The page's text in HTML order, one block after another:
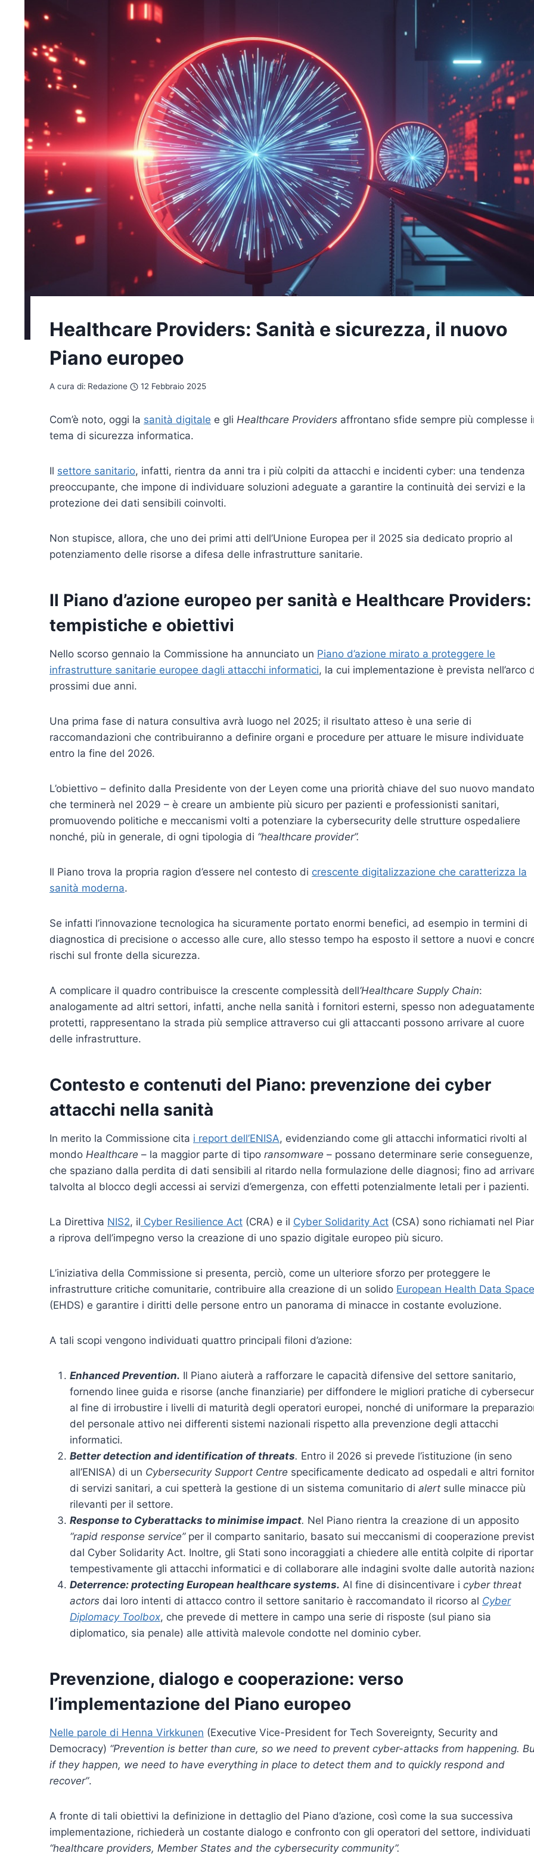
Healthcare Providers: Sanità e sicurezza, il nuovo
Piano europeo
A cura di: Redazione 12 Febbraio 2025
Com’è noto, oggi la sanità digitale e gli Healthcare Providers affrontano sfide sempre più complesse
tema di sicurezza informatica.
Il settore sanitario, infatti, rientra da anni tra i più colpiti da attacchi e incidenti cyber: una tendenza
preoccupante, che impone di individuare soluzioni adeguate a garantire la continuità dei servizi e la
protezione dei dati sensibili coinvolti.
Non stupisce, allora, che uno dei primi atti dell’Unione Europea per il 2025 sia dedicato proprio al
potenziamento delle risorse a difesa delle infrastrutture sanitarie.
Il Piano d’azione europeo per sanità e Healthcare Providers:
tempistiche e obiettivi
Nello scorso gennaio la Commissione ha annunciato un Piano d’azione mirato a proteggere le
infrastrutture sanitarie europee dagli attacchi informatici, la cui implementazione è prevista nell’arco
prossimi due anni.
Una prima fase di natura consultiva avrà luogo nel 2025; il risultato atteso è una serie di
raccomandazioni che contribuiranno a definire organi e procedure per attuare le misure individuate
entro la fine del 2026.
L’obiettivo – definito dalla Presidente von der Leyen come una priorità chiave del suo nuovo
che terminerà nel 2029 – è creare un ambiente più sicuro per pazienti e professionisti sanitari,
promuovendo politiche e meccanismi volti a potenziare la cybersecurity delle strutture ospedaliere
nonché, più in generale, di ogni tipologia di “healthcare provider”.
Il Piano trova la propria ragion d’essere nel contesto di crescente digitalizzazione che caratterizza la
sanità moderna.
Se infatti l’innovazione tecnologica ha sicuramente portato enormi benefici, ad esempio in termini di
diagnostica di precisione o accesso alle cure, allo stesso tempo ha esposto il settore a nuovi e
rischi sul fronte della sicurezza.
A complicare il quadro contribuisce la crescente complessità dell’Healthcare Supply Chain:
analogamente ad altri settori, infatti, anche nella sanità i fornitori esterni, spesso non
protetti, rappresentano la strada più semplice attraverso cui gli attaccanti possono arrivare al cuore
delle infrastrutture.
Contesto e contenuti del Piano: prevenzione dei cyber
attacchi nella sanità
In merito la Commissione cita i report dell’ENISA, evidenziando come gli attacchi informatici rivolti al
mondo Healthcare – la maggior parte di tipo ransomware – possano determinare serie conseguenze,
che spaziano dalla perdita di dati sensibili al ritardo nella formulazione delle diagnosi; fino ad
talvolta al blocco degli accessi ai servizi d’emergenza, con effetti potenzialmente letali per i pazienti.
La Direttiva NIS2, il Cyber Resilience Act (CRA) e il Cyber Solidarity Act (CSA) sono richiamati nel
a riprova dell’impegno verso la creazione di uno spazio digitale europeo più sicuro.
L’iniziativa della Commissione si presenta, perciò, come un ulteriore sforzo per proteggere le
infrastrutture critiche comunitarie, contribuire alla creazione di un solido European Health Data Space
(EHDS) e garantire i diritti delle persone entro un panorama di minacce in costante evoluzione.
A tali scopi vengono individuati quattro principali filoni d’azione:
Enhanced Prevention. Il Piano aiuterà a rafforzare le capacità difensive del settore sanitario,
fornendo linee guida e risorse (anche finanziarie) per diffondere le migliori pratiche di
al fine di irrobustire i livelli di maturità degli operatori europei, nonché di uniformare la
del personale attivo nei differenti sistemi nazionali rispetto alla prevenzione degli attacchi
informatici.
Better detection and identification of threats. Entro il 2026 si prevede l’istituzione (in seno
all’ENISA) di un Cybersecurity Support Centre specificamente dedicato ad ospedali e altri
di servizi sanitari, a cui spetterà la gestione di un sistema comunitario di alert sulle minacce più
rilevanti per il settore.
Response to Cyberattacks to minimise impact. Nel Piano rientra la creazione di un apposito
“rapid response service” per il comparto sanitario, basato sui meccanismi di cooperazione
dal Cyber Solidarity Act. Inoltre, gli Stati sono incoraggiati a chiedere alle entità colpite di
tempestivamente gli attacchi informatici e di collaborare alle indagini svolte dalle autorità
Deterrence: protecting European healthcare systems. Al fine di disincentivare i cyber threat
actors dai loro intenti di attacco contro il settore sanitario è raccomandato il ricorso al Cyber
Diplomacy Toolbox, che prevede di mettere in campo una serie di risposte (sul piano sia
diplomatico, sia penale) alle attività malevole condotte nel dominio cyber.
Prevenzione, dialogo e cooperazione: verso
l’implementazione del Piano europeo
Nelle parole di Henna Virkkunen (Executive Vice-President for Tech Sovereignty, Security and
Democracy) “Prevention is better than cure, so we need to prevent cyber-attacks from happening.
if they happen, we need to have everything in place to detect them and to quickly respond and
recover”.
A fronte di tali obiettivi la definizione in dettaglio del Piano d’azione, così come la sua successiva
implementazione, richiederà un costante dialogo e confronto con gli operatori del settore, individuati
“healthcare providers, Member States and the cybersecurity community”.